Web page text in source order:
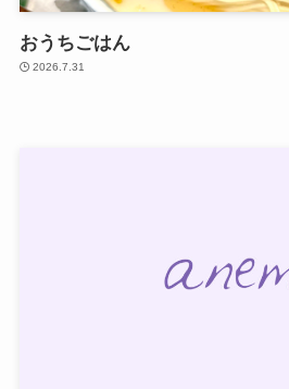
おうちごはん
2026.7.31